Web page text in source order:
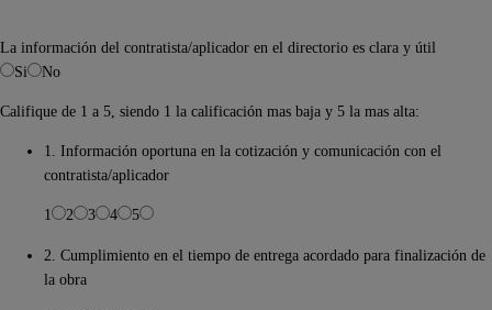
La información del contratista/aplicador en el directorio es clara y útil
Si
No
Califique de 1 a 5, siendo 1 la calificación mas baja y 5 la mas alta:
1. Información oportuna en la cotización y comunicación con el
contratista/aplicador
1 2 3 4 5
2. Cumplimiento en el tiempo de entrega acordado para finalización de
la obra